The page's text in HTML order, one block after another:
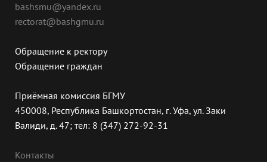
bashsmu@yandex.ru
rectorat@bashgmu.ru
Обращение к ректору
Обращение граждан
Приёмная комиссия БГМУ
450008, Республика Башкортостан, г. Уфа, ул. Заки
Валиди, д. 47; тел: 8 (347) 272-92-31
Контакты